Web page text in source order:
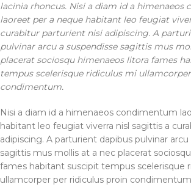
lacinia rhoncus. Nisi a diam id a himenaeos
laoreet per a neque habitant leo feugiat
curabitur parturient nisi adipiscing. A
pulvinar arcu a suspendisse sagittis mus
placerat sociosqu himenaeos litora fames
tempus scelerisque ridiculus mi
condimentum.
Nisi a diam id a himenaeos condimentum
habitant leo feugiat viverra nisl sagittis a
adipiscing. A parturient dapibus pulvinar arcu
sagittis mus mollis at a nec placerat
fames habitant suscipit tempus scelerisque
ullamcorper per ridiculus proin